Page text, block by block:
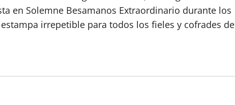
en Solemne Besamanos Extraordinario durante los
irrepetible para todos los fieles y cofrades de